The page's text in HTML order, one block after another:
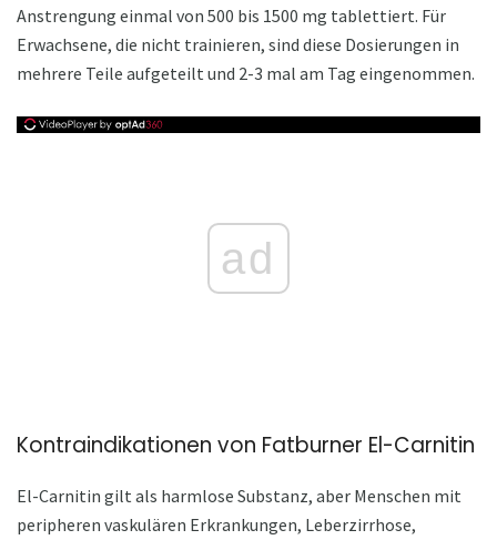
Anstrengung einmal von 500 bis 1500 mg tablettiert. Für
Erwachsene, die nicht trainieren, sind diese Dosierungen in
mehrere Teile aufgeteilt und 2-3 mal am Tag eingenommen.
ad
Kontraindikationen von Fatburner El-Carnitin
El-Carnitin gilt als harmlose Substanz, aber Menschen mit
peripheren vaskulären Erkrankungen, Leberzirrhose,